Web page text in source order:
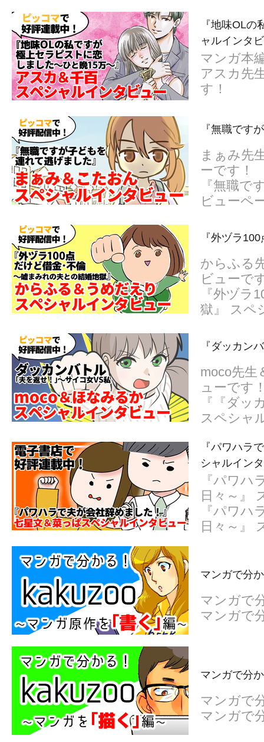
『地味OL
ャルインタ
マンガ本
アスカ先
す！
『無職です
まぁみ先
ーです！
『無職で
ビューペ
『外ヅラ
からふる
ビューで
『外ヅラ
獄』 スペ
『ダッカン
moco先
ューです
『『ダッ
スペシャ
『パワハラ
シャルイン
『パワハ
日々～』
『パワハ
日々～』
マンガで分
マンガで
マンガで
マンガで分
マンガで
マンガで